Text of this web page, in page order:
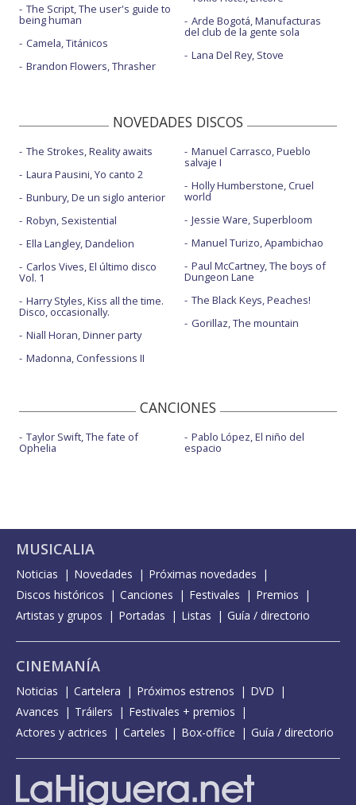
The Script, The user's guide to
being human
Camela, Titánicos
Brandon Flowers, Thrasher
Arde Bogotá, Manufacturas
del club de la gente sola
Lana Del Rey, Stove
NOVEDADES DISCOS
The Strokes, Reality awaits
Laura Pausini, Yo canto 2
Bunbury, De un siglo anterior
Robyn, Sexistential
Ella Langley, Dandelion
Carlos Vives, El último disco
Vol. 1
Harry Styles, Kiss all the time.
Disco, occasionally.
Niall Horan, Dinner party
Madonna, Confessions II
Manuel Carrasco, Pueblo
salvaje I
Holly Humberstone, Cruel
world
Jessie Ware, Superbloom
Manuel Turizo, Apambichao
Paul McCartney, The boys of
Dungeon Lane
The Black Keys, Peaches!
Gorillaz, The mountain
CANCIONES
Taylor Swift, The fate of
Ophelia
Pablo López, El niño del
espacio
MUSICALIA
Noticias Novedades
Próximas novedades
Discos históricos
Canciones Festivales
Premios
Artistas y grupos
Portadas Listas Guía / directorio
CINEMANÍA
Noticias Cartelera Próximos estrenos
DVD
Avances
Tráilers
Festivales + premios
Actores y actrices
Carteles Box-office Guía / directorio